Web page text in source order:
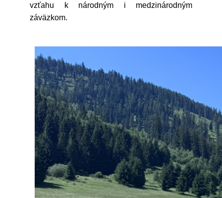
vzťahu k národným i medzinárodným
záväzkom.